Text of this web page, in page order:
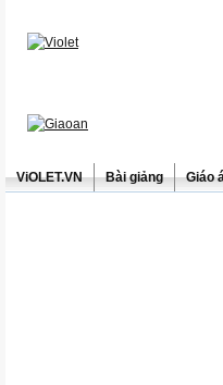
ViOLET.VN Bài giảng Giáo